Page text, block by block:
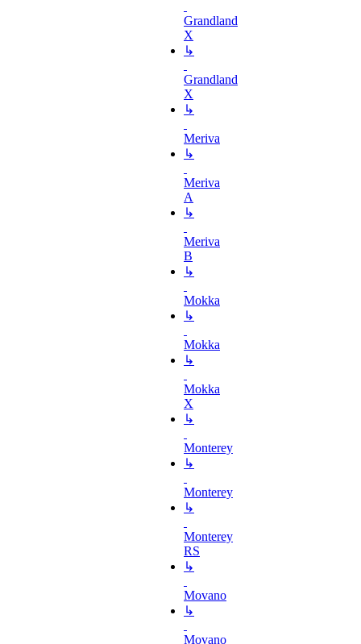
Grandland
X
↳
Grandland
X
↳
Meriva
↳
Meriva
A
↳
Meriva
B
↳
Mokka
↳
Mokka
↳
Mokka
X
↳
Monterey
↳
Monterey
↳
Monterey
RS
↳
Movano
↳
Movano